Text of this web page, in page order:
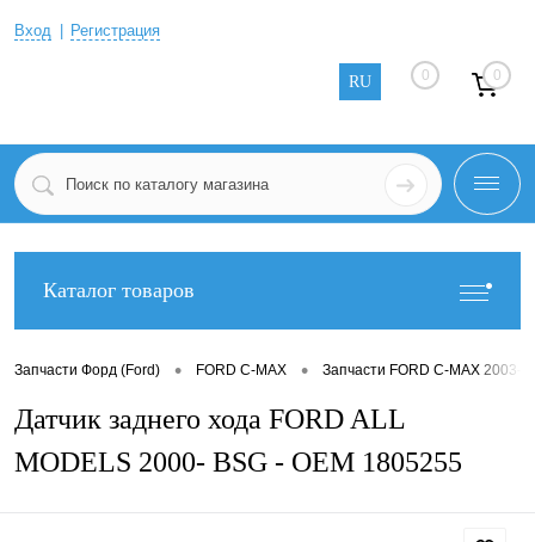
Вход Регистрация
RU 0 0
Каталог товаров
Запчасти Форд (Ford) • FORD C-MAX • Запчасти FORD C-MAX 2003-
Датчик заднего хода FORD ALL
MODELS 2000- BSG - OEM 1805255